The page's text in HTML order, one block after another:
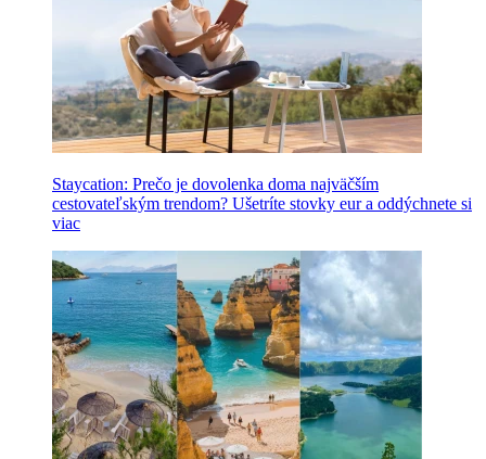
Staycation: Prečo je dovolenka doma najväčším
cestovateľským trendom? Ušetríte stovky eur a oddýchnete si
viac